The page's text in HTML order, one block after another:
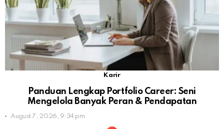
Karir
Panduan Lengkap Portfolio Career: Seni
Mengelola Banyak Peran & Pendapatan
August 7, 2026, 9:34 pm